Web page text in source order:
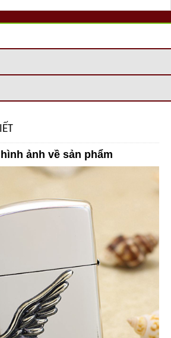
ảnh về sản phẩm